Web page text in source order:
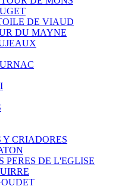
DE VIAUD
DU MAYNE
Y CRIADORES
PERES DE L'EGLISE